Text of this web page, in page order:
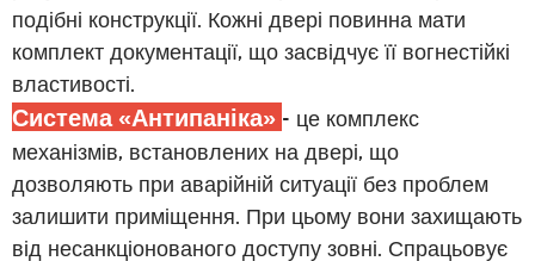
подібні конструкції. Кожні двері повинна мати
комплект документації, що засвідчує її вогнестійкі
властивості.
Система «Антипаніка» - це комплекс
механізмів, встановлених на двері, що
дозволяють при аварійній ситуації без проблем
залишити приміщення. При цьому вони захищають
від несанкціонованого доступу зовні. Спрацьовує